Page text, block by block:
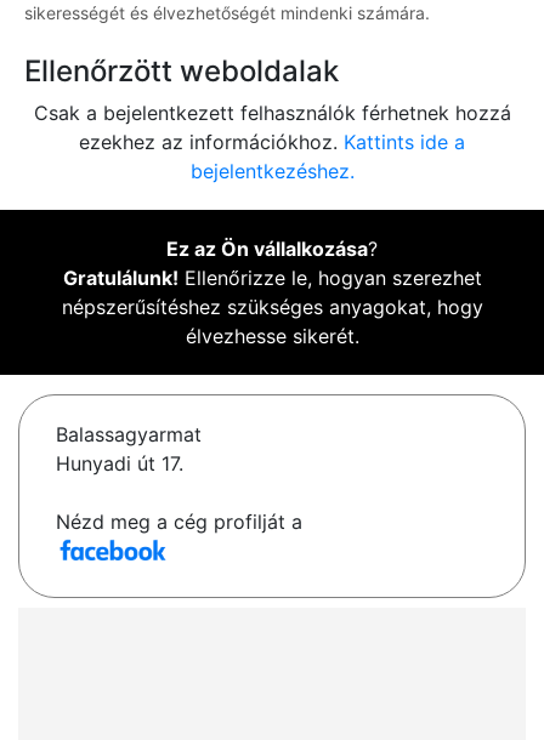
sikerességét és élvezhetőségét mindenki számára.
Ellenőrzött weboldalak
Csak a bejelentkezett felhasználók férhetnek hozzá
ezekhez az információkhoz. Kattints ide a
bejelentkezéshez.
Ez az Ön vállalkozása?
Gratulálunk! Ellenőrizze le, hogyan szerezhet
népszerűsítéshez szükséges anyagokat, hogy
élvezhesse sikerét.
Balassagyarmat
Hunyadi út 17.
Nézd meg a cég profilját a